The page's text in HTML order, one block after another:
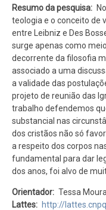
Resumo da pesquisa
teologia e o conceito de
entre Leibniz e Des
surge apenas como
decorrente da filosofia
associado a uma
a validade das
projeto de reunião das
trabalho defendemos
substancial nas
dos cristãos não só
a respeito dos corpos
fundamental para dar
dos anos, foi alvo de
Orientador
Tessa
Lattes
http://